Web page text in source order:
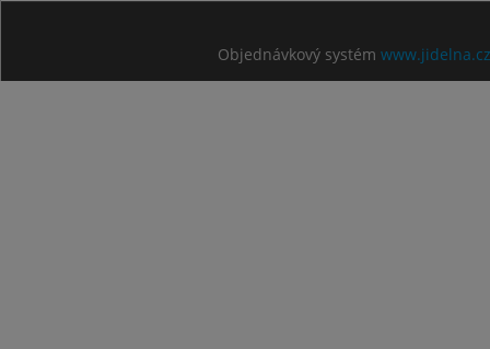
Objednávkový systém www.jidelna.cz